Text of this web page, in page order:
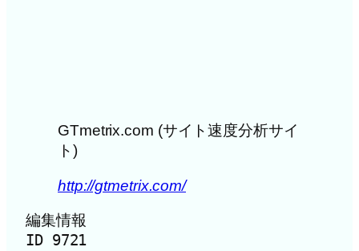
GTmetrix.com (サイト速度分析サイ
ト)
http://gtmetrix.com/
編集情報
ID 9721